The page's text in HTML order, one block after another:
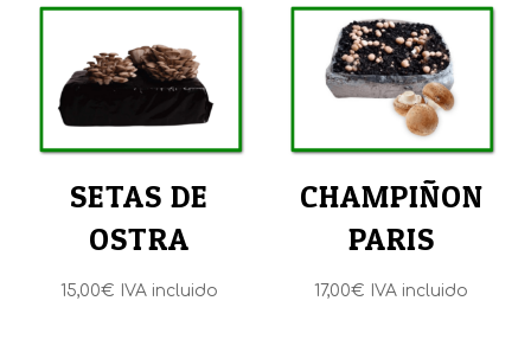
SETAS DE
OSTRA
15,00€ IVA incluido
CHAMPIÑON
PARIS
17,00€ IVA incluido